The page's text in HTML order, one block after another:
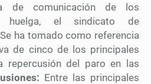
de comunicación de los
huelga, el sindicato de
ha tomado como referencia
de cinco de los principales
repercusión del paro en las
Entre las principales